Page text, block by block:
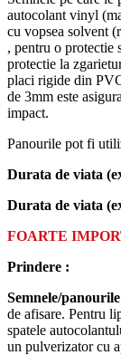
autocolant vinyl
cu vopsea solvent
, pentru o protectie
protectie la
placi rigide din
de 3mm este
impact.
Panourile pot fi
Durata de viata
Durata de viata (
FOARTE
Prindere :
Semnele/
de afisare. Pentru
spatele
un pulverizator cu